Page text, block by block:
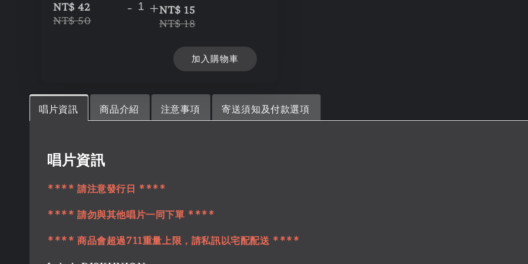
NT$ 42
NT$ 50
- +NT$ 15
NT$ 18
加入購物車
唱片資訊 商品介紹 注意事項 寄送須知及付款選項
唱片資訊
**** 請注意發行日 ****
**** 請勿與其他唱片一同下單 ****
**** 商品會超過711重量上限，請私訊以宅配配送 ****